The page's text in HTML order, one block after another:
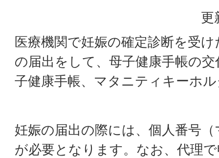
更
医療機関で妊娠の確定診断を受
の届出をして、母子健康手帳の
子健康手帳、マタニティキーホ
妊娠の届出の際には、個人番号
が必要となります。なお、代理